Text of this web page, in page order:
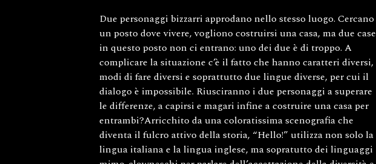
Due personaggi bizzarri approdano nello stesso luogo. Cercano
un posto dove vivere, vogliono costruirsi una casa, ma due case
in questo posto non ci entrano: uno dei due è di troppo. A
complicare la situazione c’è il fatto che hanno caratteri diversi,
modi di fare diversi e soprattutto due lingue diverse, per cui il
dialogo è impossibile. Riusciranno i due personaggi a superare
le differenze, a capirsi e magari infine a costruire una casa per
entrambi?Arricchito da una coloratissima scenografia che
diventa il fulcro attivo della storia, “Hello!” utilizza non solo la
lingua italiana e la lingua inglese, ma sopratutto dei linguaggi